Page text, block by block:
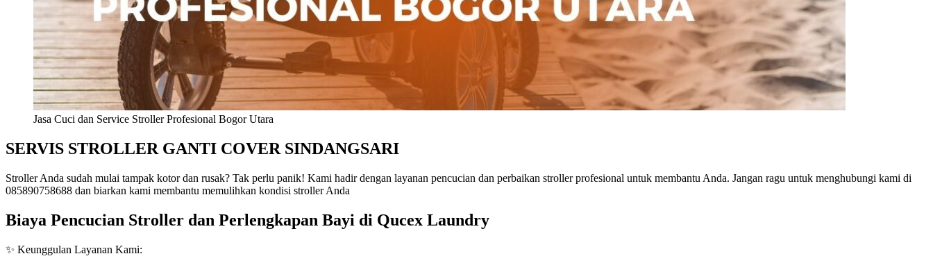
Jasa Cuci dan Service Stroller Profesional Bogor Utara
SERVIS STROLLER GANTI COVER SINDANGSARI
Stroller Anda sudah mulai tampak kotor dan rusak? Tak perlu panik! Kami hadir dengan layanan pencucian dan perbaikan stroller profesional untuk membantu Anda. Jangan ragu untuk menghubungi kami di
085890758688 dan biarkan kami membantu memulihkan kondisi stroller Anda
Biaya Pencucian Stroller dan Perlengkapan Bayi di Qucex Laundry
✨ Keunggulan Layanan Kami: